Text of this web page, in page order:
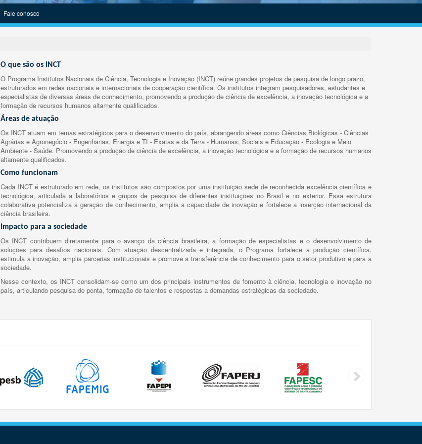
Fale conosco
O que são os INCT
O Programa Institutos Nacionais de Ciência, Tecnologia e Inovação (INCT) reúne grandes projetos de pesquisa de longo prazo,
estruturados em redes nacionais e internacionais de cooperação científica. Os institutos integram pesquisadores, estudantes e
especialistas de diversas áreas de conhecimento, promovendo a produção de ciência de excelência, a inovação tecnológica e a
formação de recursos humanos altamente qualificados.
Áreas de atuação
Os INCT atuam em temas estratégicos para o desenvolvimento do país, abrangendo áreas como Ciências Biológicas - Ciências
Agrárias e Agronegócio - Engenharias, Energia e TI - Exatas e da Terra - Humanas, Sociais e Educação - Ecologia e Meio
Ambiente - Saúde. Promovendo a produção de ciência de excelência, a inovação tecnológica e a formação de recursos humanos
altamente qualificados.
Como funcionam
Cada INCT é estruturado em rede, os institutos são compostos por uma instituição sede de reconhecida excelência científica e
tecnológica, articulada a laboratórios e grupos de pesquisa de diferentes instituições no Brasil e no exterior. Essa estrutura
colaborativa potencializa a geração de conhecimento, amplia a capacidade de inovação e fortalece a inserção internacional da
ciência brasileira.
Impacto para a sociedade
Os INCT contribuem diretamente para o avanço da ciência brasileira, a formação de especialistas e o desenvolvimento de
soluções para desafios nacionais. Com atuação descentralizada e integrada, o Programa fortalece a produção científica,
estimula a inovação, amplia parcerias institucionais e promove a transferência de conhecimento para o setor produtivo e para a
sociedade.
Nesse contexto, os INCT consolidam-se como um dos principais instrumentos de fomento à ciência, tecnologia e inovação no
país, articulando pesquisa de ponta, formação de talentos e respostas a demandas estratégicas da sociedade.